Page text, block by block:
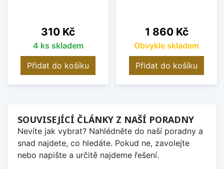
Cena
310 Kč
4 ks skladem
Přidat do košíku
Cena
1 860 Kč
Obvykle skladem
Přidat do košíku
SOUVISEJÍCÍ ČLÁNKY Z NAŠÍ PORADNY
Nevíte jak vybrat? Nahlédněte do naší poradny a
snad najdete, co hledáte. Pokud ne, zavolejte
nebo napište a určitě najdeme řešení.